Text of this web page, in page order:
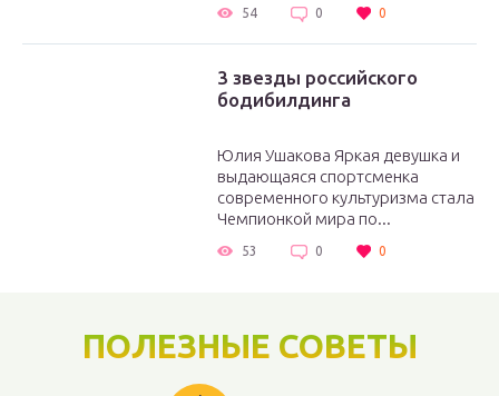
54 0 0
3 звезды российского
бодибилдинга
Юлия Ушакова Яркая девушка и
выдающаяся спортсменка
современного культуризма стала
Чемпионкой мира по...
53 0 0
ПОЛЕЗНЫЕ СОВЕТЫ